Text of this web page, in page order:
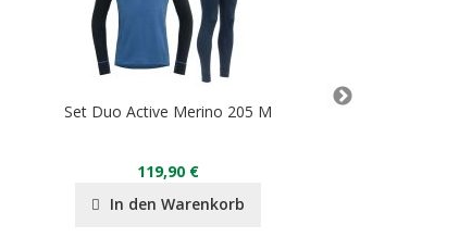
Set Duo Active Merino 205 M
119,90 €
In den Warenkorb